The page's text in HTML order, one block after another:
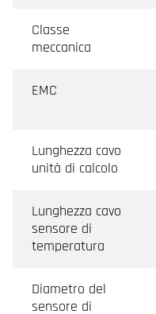
Classe
meccanica
EMC
Lunghezza cavo
unità di calcolo
Lunghezza cavo
sensore di
temperatura
Diametro del
sensore di